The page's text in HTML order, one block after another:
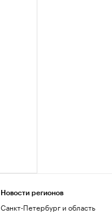
Новости регионов
Санкт-Петербург и область